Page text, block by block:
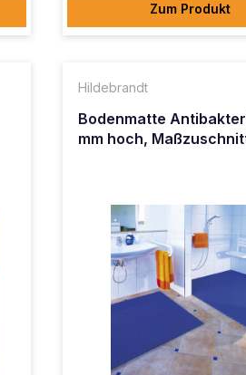
Zum Produkt
Hildebrandt
Bodenmatte
mm hoch,